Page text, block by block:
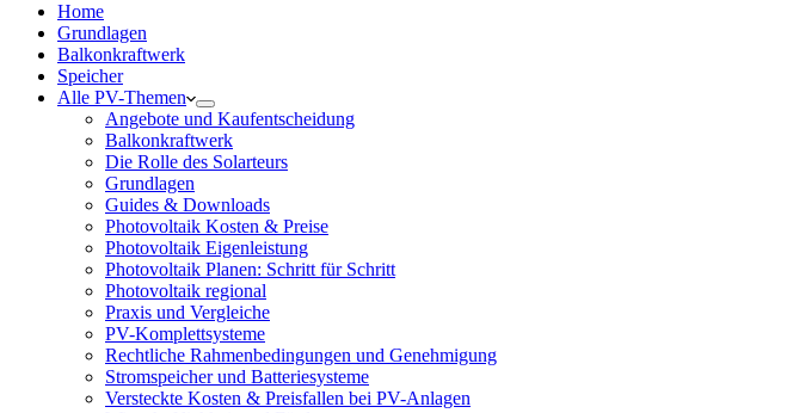
Home
Grundlagen
Balkonkraftwerk
Speicher
Alle PV-Themen
Angebote und Kaufentscheidung
Balkonkraftwerk
Die Rolle des Solarteurs
Grundlagen
Guides & Downloads
Photovoltaik Kosten & Preise
Photovoltaik Eigenleistung
Photovoltaik Planen: Schritt für Schritt
Photovoltaik regional
Praxis und Vergleiche
PV-Komplettsysteme
Rechtliche Rahmenbedingungen und Genehmigung
Stromspeicher und Batteriesysteme
Versteckte Kosten & Preisfallen bei PV-Anlagen